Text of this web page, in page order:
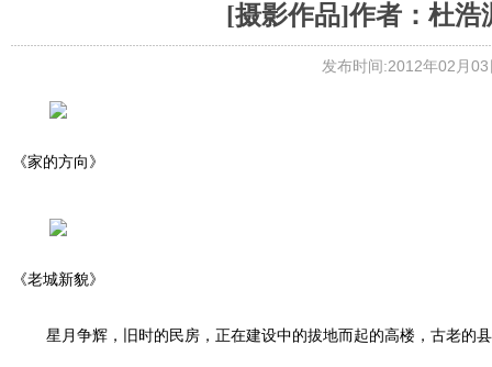
[摄影作品]作者：杜浩
发布时间:2012年02月
《家的方向》
《老城新貌》
星月争辉，旧时的民房，正在建设中的拔地而起的高楼，古老的县